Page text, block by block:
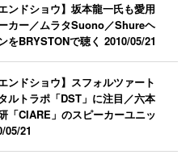
ンドショウ】坂本龍一氏も愛用
カー／ムラタSuono／Shureヘ
をBRYSTONで聴く2010/05/21
ンドショウ】スフォルツァート
ルトラポ「DST」に注目／六本
「CIARE」のスピーカーユニッ
05/21